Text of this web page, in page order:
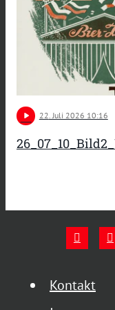
play_arrow 22. Juli 2026 10:16
Kontakt